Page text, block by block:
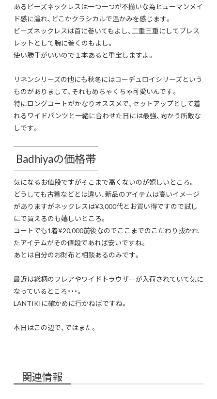
あるビーズネックレスは一つ一つが不揃いな為ヒューマンメイ
ド感に溢れ、どこかクラシカルで温かみを感じます。
ビーズネックレスは首に巻いてもよし、二重三重にしてブレス
レットとして腕に巻くのもよし。
使い勝手がいいので１本あると重宝しますよ。
リネンシリーズの他にも秋冬にはコーデュロイシリーズという
ものがありまして、それもめちゃくちゃ可愛いんです。
特にロングコートがかなりオススメで、セットアップとして着
れるワイドパンツと一緒に合わせた日には最強、向かう所敵な
しです。
Badhiyaの価格帯
気になるお値段ですがそこまで高くないのが嬉しいところ。
どうしても古着などとは違い、新品のアイテムは高いイメージ
がありますがネックレスは¥3,000代とお買い得ですので試し
にで買えるのも嬉しいところ。
コートでも1着¥20,000前後なのでここまでのこだわり抜かれ
たアイテムがその値段であれば安いですね。
あとは自分のお財布と相談あるのみです。
最近は総柄のフレアやワイドトラウザーが入荷されていて気に
なっているところ・・・。
LANTIKIに確かめに行かねばですね。
本日はこの辺で、ではまた。
関連情報